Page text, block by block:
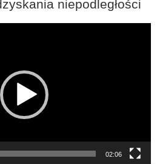
niepodległości
02:06